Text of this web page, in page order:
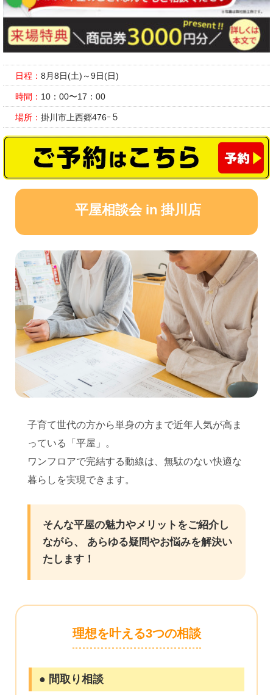
日程： 8月8日(土)～9日(日)
時間： 10：00〜17：00
場所： 掛川市上西郷476ｰ５
平屋相談会 in 掛川店
子育て世代の方から単身の方まで近年人気が高ま
っている「平屋」。
ワンフロアで完結する動線は、無駄のない快適な
暮らしを実現できます。
そんな平屋の魅力やメリットをご紹介し
ながら、 あらゆる疑問やお悩みを解決い
たします！
理想を叶える3つの相談
● 間取り相談